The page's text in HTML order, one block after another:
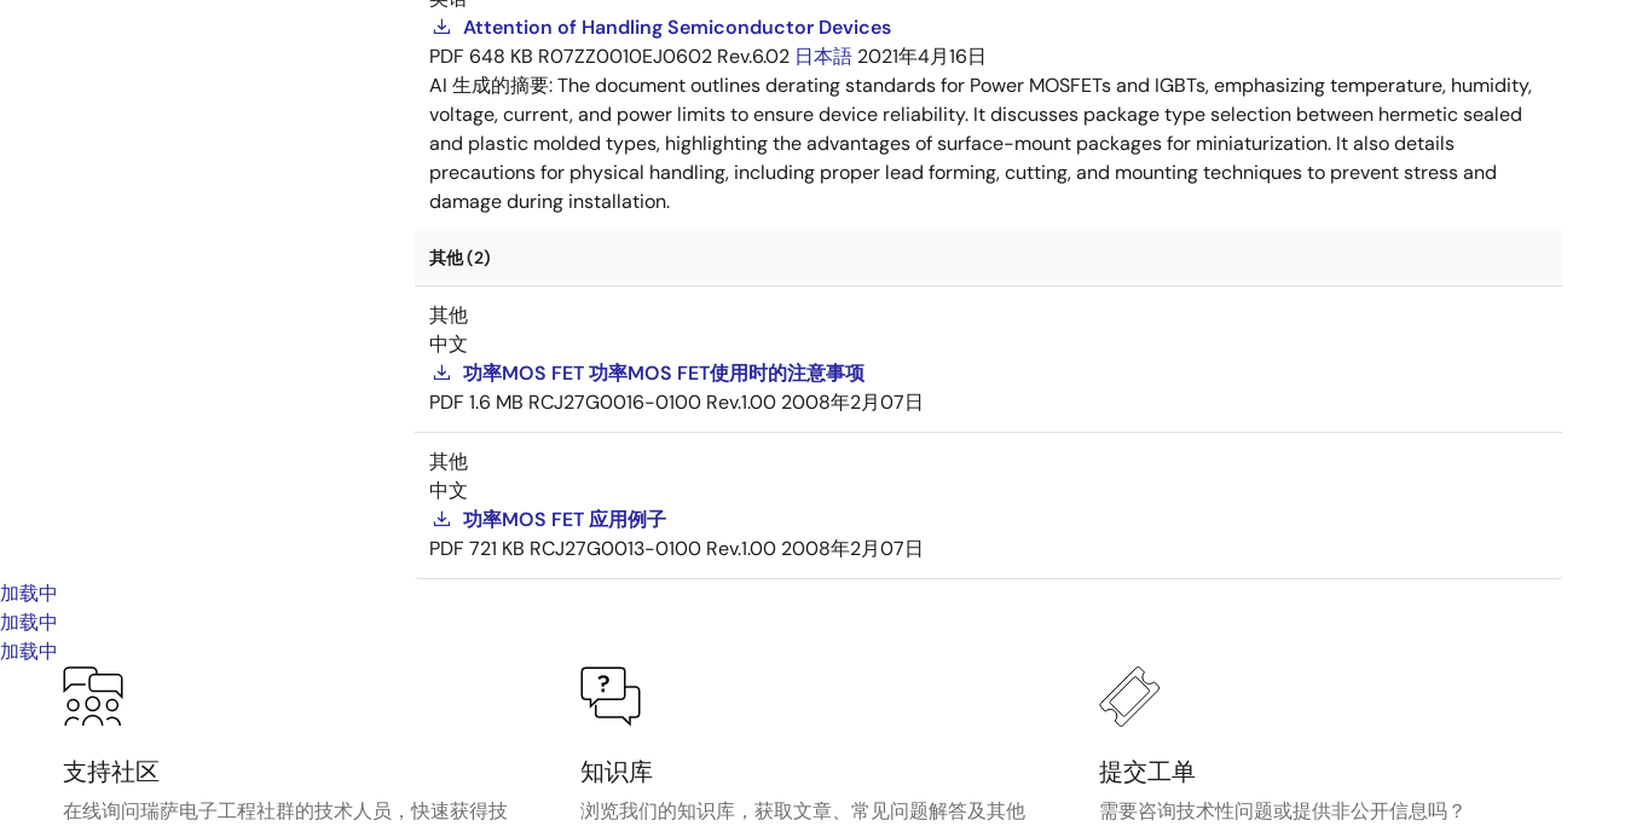
Attention of Handling Semiconductor Devices
PDF 648 KB R07ZZ0010EJ0602 Rev.6.02 日本語 2021年4月16日
AI 生成的摘要:The document outlines derating standards for Power MOSFETs and IGBTs, emphasizing temperature, humidity,
voltage, current, and power limits to ensure device reliability. It discusses package type selection between hermetic sealed
and plastic molded types, highlighting the advantages of surface-mount packages for miniaturization. It also details
precautions for physical handling, including proper lead forming, cutting, and mounting techniques to prevent stress and
damage during installation.
其他 (2)
其他
中文
功率MOS FET 功率MOS FET使用时的注意事项
PDF 1.6 MB RCJ27G0016-0100 Rev.1.00 2008年2月07日
其他
中文
功率MOS FET 应用例子
PDF 721 KB RCJ27G0013-0100 Rev.1.00 2008年2月07日
加载中
加载中
加载中
支持社区
在线询问瑞萨电子工程社群的技术人员，快速获得技
知识库
浏览我们的知识库，获取文章、常见问题解答及其他
提交工单
需要咨询技术性问题或提供非公开信息吗？